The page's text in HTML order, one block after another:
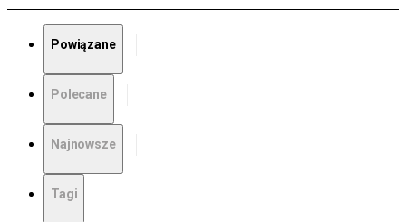
Powiązane
Polecane
Najnowsze
Tagi